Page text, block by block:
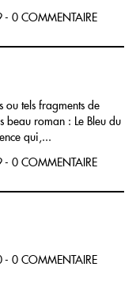
0 COMMENTAIRE
ou tels fragments de
beau roman : Le Bleu du
qui,...
0 COMMENTAIRE
0 COMMENTAIRE